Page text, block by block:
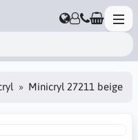
Minicryl 27211 beige